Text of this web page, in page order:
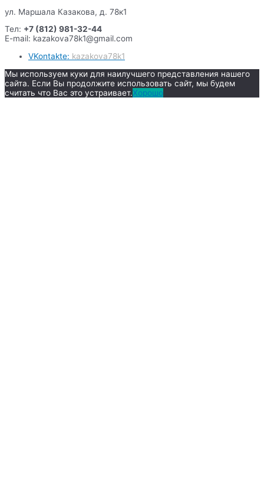
ул. Маршала Казакова, д. 78к1
Тел: +7 (812) 981-32-44
E-mail: kazakova78k1@gmail.com
VKontakte: kazakova78k1
Мы используем куки для наилучшего представления нашего
сайта. Если Вы продолжите использовать сайт, мы будем
считать что Вас это устраивает.Хорошо